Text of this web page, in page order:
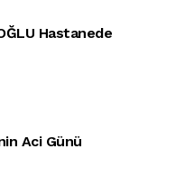
Hastanede
Aci Günü